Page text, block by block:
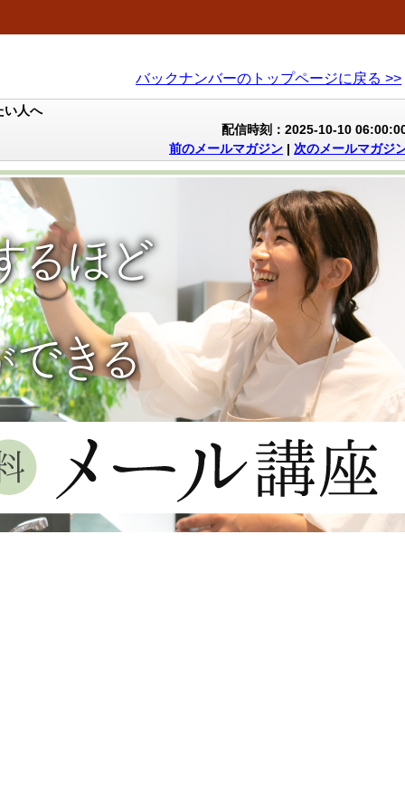
バックナンバーのトップページに戻る >>
い人へ
配信時刻：2025-10-10
前のメールマガジン | 次のメールマガジ